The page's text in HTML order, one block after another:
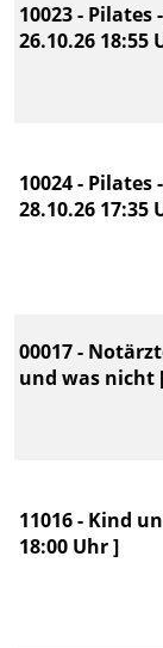
10023 -
26.10.26 18:55
10024 -
28.10.26 17:35
00017 -
und was nicht
11016 - Kind
18:00 Uhr ]